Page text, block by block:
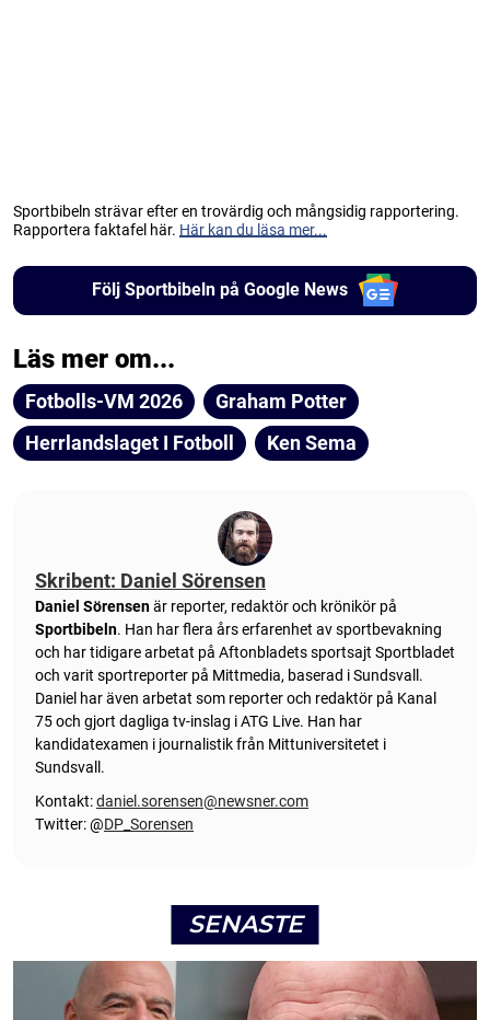
Sportbibeln strävar efter en trovärdig och mångsidig rapportering.
Rapportera faktafel här. Här kan du läsa mer...
Följ Sportbibeln på Google News
Läs mer om...
Fotbolls-VM 2026
Graham Potter
Herrlandslaget I Fotboll
Ken Sema
Skribent: Daniel Sörensen
Daniel Sörensenär reporter, redaktör och krönikör på
Sportbibeln. Han har flera års erfarenhet av sportbevakning
och har tidigare arbetat på Aftonbladets sportsajt Sportbladet
och varit sportreporter på Mittmedia, baserad i Sundsvall.
Daniel har även arbetat som reporter och redaktör på Kanal
75 och gjort dagliga tv-inslag i ATG Live. Han har
kandidatexamen i journalistik från Mittuniversitetet i
Sundsvall.
Kontakt:daniel.sorensen@newsner.com
Twitter: @DP_Sorensen
SENASTE